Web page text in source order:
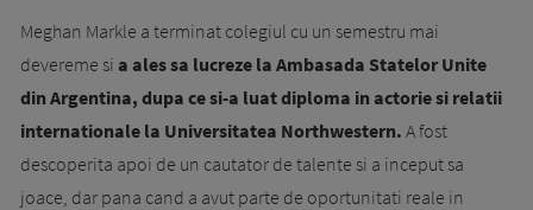
Meghan Markle a terminat colegiul cu un semestru mai
devereme si a ales sa lucreze la Ambasada Statelor Unite
din Argentina, dupa ce si-a luat diploma in actorie si relatii
internationale la Universitatea Northwestern. A fost
descoperita apoi de un cautator de talente si a inceput sa
joace, dar pana cand a avut parte de oportunitati reale in